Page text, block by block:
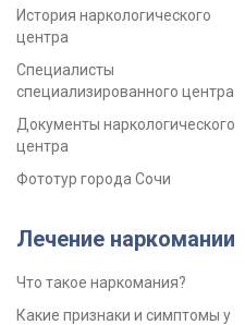
История наркологического
центра
Специалисты
специализированного центра
Документы наркологического
центра
Фототур города Сочи
Лечение наркомании
Что такое наркомания?
Какие признаки и симптомы у